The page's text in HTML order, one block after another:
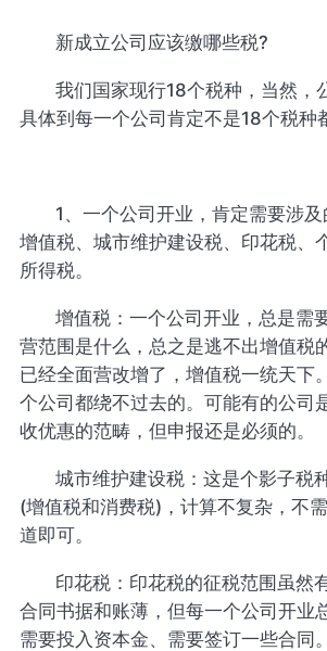
新成立公司应该缴哪些税?
我们国家现行18个税种，当然，
具体到每一个公司肯定不是18个税种
1、一个公司开业，肯定需要涉
增值税、城市维护建设税、印花税、
所得税。
增值税：一个公司开业，总是需
营范围是什么，总之是逃不出增值税
已经全面营改增了，增值税一统天下
个公司都绕不过去的。可能有的公司
收优惠的范畴，但申报还是必须的。
城市维护建设税：这是个影子税
(增值税和消费税)，计算不复杂，不
道即可。
印花税：印花税的征税范围虽然
合同书据和账薄，但每一个公司开业
需要投入资本金、需要签订一些合同